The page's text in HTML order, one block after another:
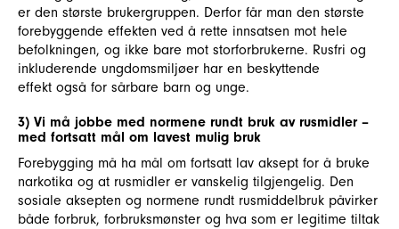
er den største brukergruppen. Derfor får man den største
forebyggende effekten ved å rette innsatsen mot hele
befolkningen, og ikke bare mot storforbrukerne. Rusfri og
inkluderende ungdomsmiljøer har en beskyttende
effekt også for sårbare barn og unge.
3) Vi må jobbe med normene rundt bruk av rusmidler –
med fortsatt mål om lavest mulig bruk
Forebygging må ha mål om fortsatt lav aksept for å bruke
narkotika og at rusmidler er vanskelig tilgjengelig. Den
sosiale aksepten og normene rundt rusmiddelbruk påvirker
både forbruk, forbruksmønster og hva som er legitime tiltak